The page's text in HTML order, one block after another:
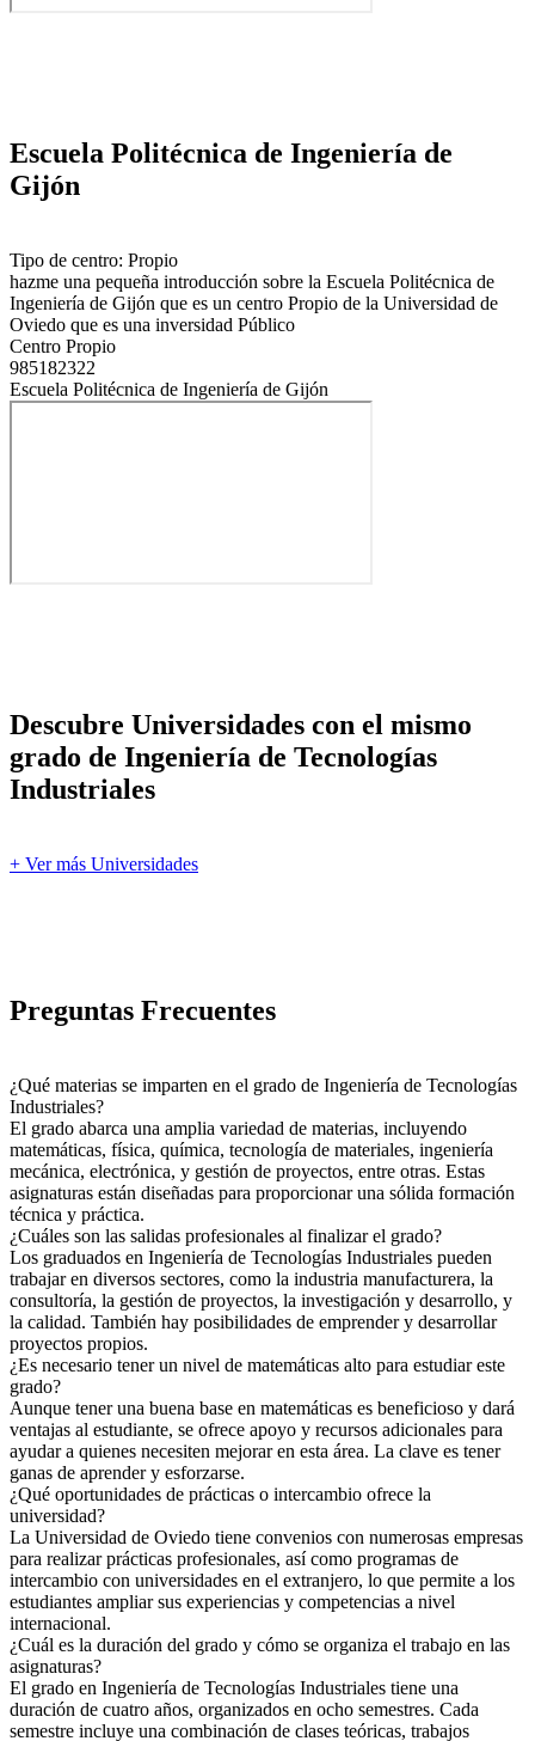
Escuela Politécnica de Ingeniería de
Gijón
Tipo de centro: Propio
hazme una pequeña introducción sobre la Escuela Politécnica de
Ingeniería de Gijón que es un centro Propio de la Universidad de
Oviedo que es una inversidad Público
Centro Propio
985182322
Escuela Politécnica de Ingeniería de Gijón
Descubre Universidades con el mismo
grado de Ingeniería de Tecnologías
Industriales
+ Ver más Universidades
Preguntas Frecuentes
¿Qué materias se imparten en el grado de Ingeniería de Tecnologías
Industriales?
El grado abarca una amplia variedad de materias, incluyendo
matemáticas, física, química, tecnología de materiales, ingeniería
mecánica, electrónica, y gestión de proyectos, entre otras. Estas
asignaturas están diseñadas para proporcionar una sólida formación
técnica y práctica.
¿Cuáles son las salidas profesionales al finalizar el grado?
Los graduados en Ingeniería de Tecnologías Industriales pueden
trabajar en diversos sectores, como la industria manufacturera, la
consultoría, la gestión de proyectos, la investigación y desarrollo, y
la calidad. También hay posibilidades de emprender y desarrollar
proyectos propios.
¿Es necesario tener un nivel de matemáticas alto para estudiar este
grado?
Aunque tener una buena base en matemáticas es beneficioso y dará
ventajas al estudiante, se ofrece apoyo y recursos adicionales para
ayudar a quienes necesiten mejorar en esta área. La clave es tener
ganas de aprender y esforzarse.
¿Qué oportunidades de prácticas o intercambio ofrece la
universidad?
La Universidad de Oviedo tiene convenios con numerosas empresas
para realizar prácticas profesionales, así como programas de
intercambio con universidades en el extranjero, lo que permite a los
estudiantes ampliar sus experiencias y competencias a nivel
internacional.
¿Cuál es la duración del grado y cómo se organiza el trabajo en las
asignaturas?
El grado en Ingeniería de Tecnologías Industriales tiene una
duración de cuatro años, organizados en ocho semestres. Cada
semestre incluye una combinación de clases teóricas, trabajos